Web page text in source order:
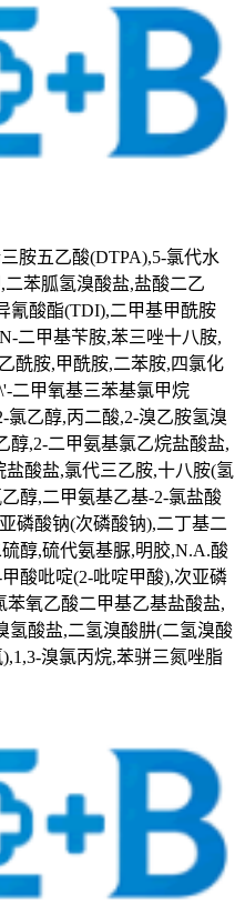
胺五乙酸(DTPA),5-氯代水
苯胍氢溴酸盐,盐酸二乙
氰酸酯(TDI),二甲基甲酰胺
二甲基苄胺,苯三唑十八胺,
酰胺,甲酰胺,二苯胺,四氯化
二甲氧基三苯基氯甲烷
氯乙醇,丙二酸,2-溴乙胺氢溴
醇,2-二甲氨基氯乙烷盐酸盐,
酸盐,氯代三乙胺,十八胺(氢
醇,二甲氨基乙基-2-氯盐酸
磷酸钠(次磷酸钠),二丁基二
醇,硫代氨基脲,明胶,N.A.酸
酸吡啶(2-吡啶甲酸),次亚磷
苯氧乙酸二甲基乙基盐酸盐,
氢酸盐,二氢溴酸肼(二氢溴酸
溴氯丙烷,苯骈三氮唑脂